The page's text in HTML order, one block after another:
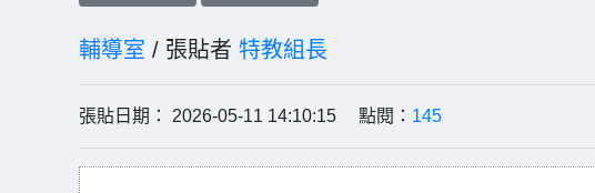
輔導室 / 張貼者 特教組長
張貼日期： 2026-05-11 14:10:15 點閱： 145